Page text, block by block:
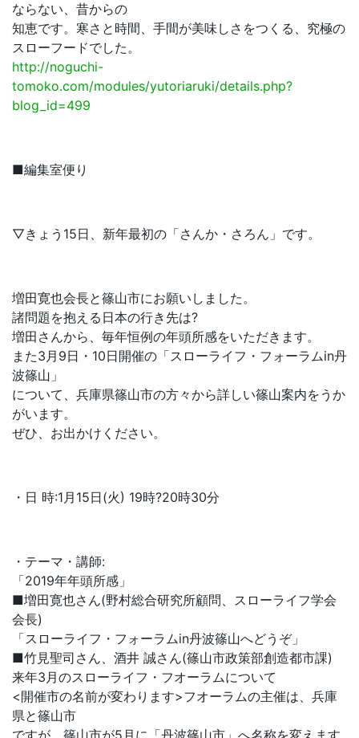
ならない、昔からの
知恵です。寒さと時間、手間が美味しさをつくる、究極の
スローフードでした。
http://noguchi-
tomoko.com/modules/yutoriaruki/details.php?
blog_id=499
■編集室便り
▽きょう15日、新年最初の「さんか・さろん」です。
増田寛也会長と篠山市にお願いしました。
諸問題を抱える日本の行き先は?
増田さんから、毎年恒例の年頭所感をいただきます。
また3月9日・10日開催の「スローライフ・フォーラムin丹
波篠山」
について、兵庫県篠山市の方々から詳しい篠山案内をうか
がいます。
ぜひ、お出かけください。
・日 時:1月15日(火) 19時?20時30分
・テーマ・講師:
「2019年年頭所感」
■増田寛也さん(野村総合研究所顧問、スローライフ学会
会長)
「スローライフ・フォーラムin丹波篠山へどうぞ」
■竹見聖司さん、酒井 誠さん(篠山市政策部創造都市課)
来年3月のスローライフ・フオーラムについて
<開催市の名前が変わります>フオーラムの主催は、兵庫
県と篠山市
ですが、篠山市が5月に「丹波篠山市」へ名称を変えます